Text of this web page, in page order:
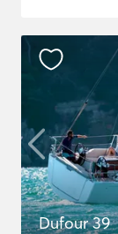
Dufour 39